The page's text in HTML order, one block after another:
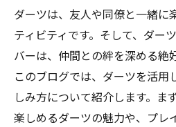
ダーツは、友人や同僚と一緒に
ティビティです。そして、ダー
バーは、仲間との絆を深める絶
このブログでは、ダーツを活用
しみ方について紹介します。ま
楽しめるダーツの魅力や、プレ